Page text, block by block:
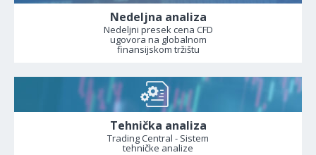
Nedeljna analiza
Nedeljni presek cena CFD
ugovora na globalnom
finansijskom tržištu
Tehnička analiza
Trading Central - Sistem
tehničke analize